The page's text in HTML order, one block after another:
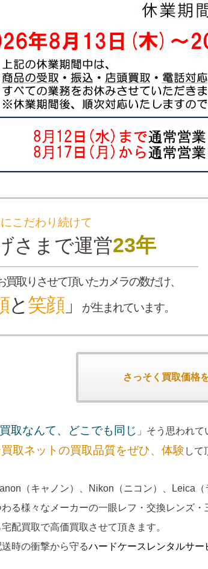
こだわり続けて
さまで運営23年
買取りさせて頂いたカメラの数だけ、
と笑顔」 が生まれています。
さっそく買取価格
取なんて、どこでも同じ 」そう思われて
取ネットの買取品質をぜひ、体験 して
（キャノン）、Nikon（ニコン）、Leica（
る様々なメーカーの一眼レフ・交換レンズ
配買取で高価買取させて頂きます。
時の衝撃から守るハードケースレンタルサー